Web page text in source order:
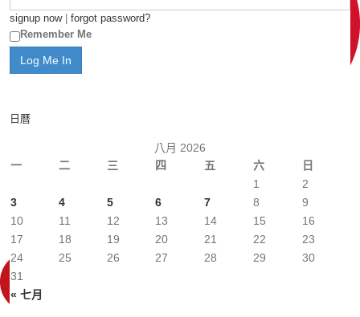
signup now| forgot password?
Remember Me
日曆
八月 2026
一
二 三 四 五 六 日
« 七月
1
2
3
4 5 6 7 8
9
10
11 12 13 14 15
16
17
18 19 20 21 22
23
24
25 26 27 28 29
30
31